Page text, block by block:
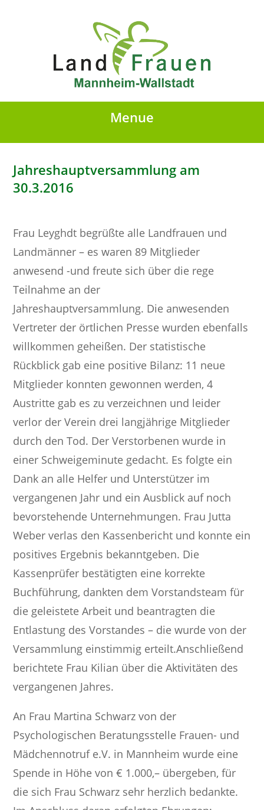
Menue
Jahreshauptversammlung am
30.3.2016
Frau Leyghdt begrüßte alle Landfrauen und
Landmänner – es waren 89 Mitglieder
anwesend -und freute sich über die rege
Teilnahme an der
Jahreshauptversammlung. Die anwesenden
Vertreter der örtlichen Presse wurden ebenfalls
willkommen geheißen. Der statistische
Rückblick gab eine positive Bilanz: 11 neue
Mitglieder konnten gewonnen werden, 4
Austritte gab es zu verzeichnen und leider
verlor der Verein drei langjährige Mitglieder
durch den Tod. Der Verstorbenen wurde in
einer Schweigeminute gedacht. Es folgte ein
Dank an alle Helfer und Unterstützer im
vergangenen Jahr und ein Ausblick auf noch
bevorstehende Unternehmungen. Frau Jutta
Weber verlas den Kassenbericht und konnte ein
positives Ergebnis bekanntgeben. Die
Kassenprüfer bestätigten eine korrekte
Buchführung, dankten dem Vorstandsteam für
die geleistete Arbeit und beantragten die
Entlastung des Vorstandes – die wurde von der
Versammlung einstimmig erteilt.Anschließend
berichtete Frau Kilian über die Aktivitäten des
vergangenen Jahres.
An Frau Martina Schwarz von der
Psychologischen Beratungsstelle Frauen- und
Mädchennotruf e.V. in Mannheim wurde eine
Spende in Höhe von € 1.000,– übergeben, für
die sich Frau Schwarz sehr herzlich bedankte.